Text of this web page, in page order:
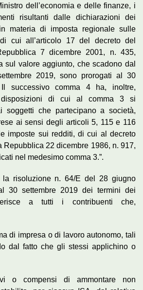
dell’economia e delle finanze, i
risultanti dalle dichiarazioni dei
materia di imposta regionale sulle
cui all’articolo 17 del decreto del
7 dicembre 2001, n. 435,
sul valore aggiunto, che scadono dal
2019, sono prorogati al 30
Il successivo comma 4 ha, inoltre,
disposizioni di cui al comma 3 si
soggetti che partecipano a società,
ai sensi degli articoli 5, 115 e 116
imposte sui redditi, di cui al decreto
Repubblica 22 dicembre 1986, n. 917,
nel medesimo comma 3.”.
la risoluzione n. 64/E del 28 giugno
30 settembre 2019 dei termini dei
a tutti i contribuenti che,
di impresa o di lavoro autonomo, tali
dal fatto che gli stessi applichino o
o compensi di ammontare non